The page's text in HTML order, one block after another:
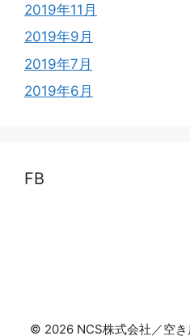
2019年11月
2019年9月
2019年7月
2019年6月
FB
© 2026 NCS株式会社／空